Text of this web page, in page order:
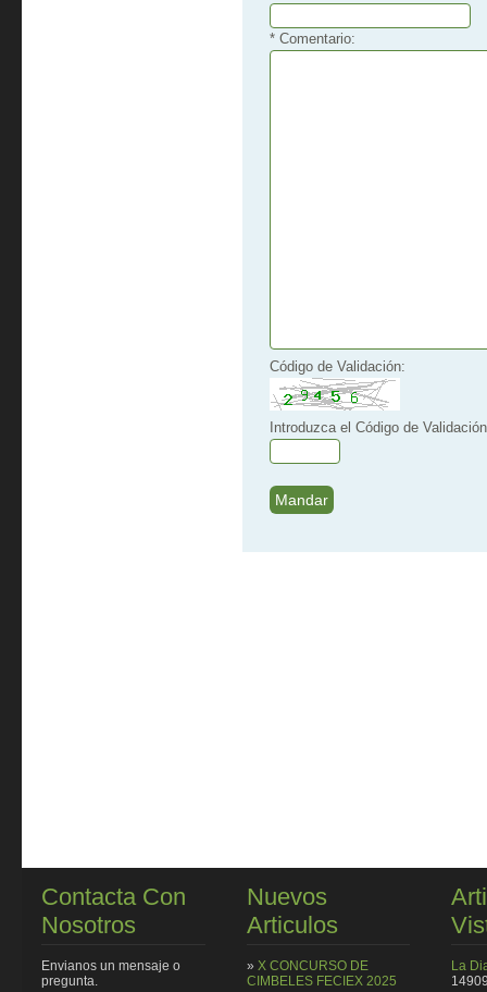
* Comentario:
Código de Validación:
Introduzca el Código de
Contacta Con
Nosotros
Envianos un mensaje o
pregunta.
Nuevos
Articulos
» X CONCURSO DE
CIMBELES FECIEX 2025
La